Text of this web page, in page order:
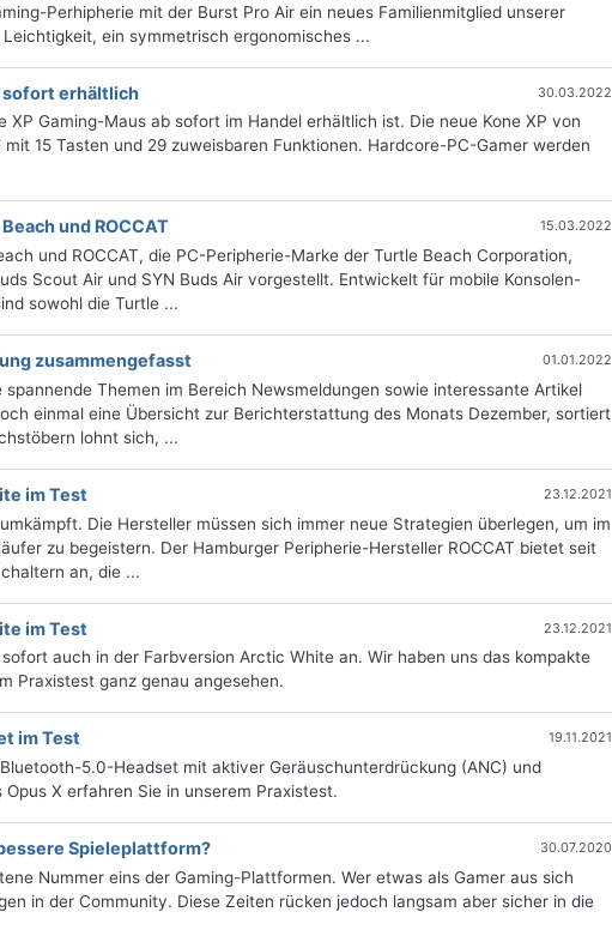
Perhipherie mit der Burst Pro Air ein neues Familienmitglied unserer
ein symmetrisch ergonomisches ...
sofort erhältlich 30.03.2022
XP Gaming-Maus ab sofort im Handel erhältlich ist. Die neue Kone XP von
15 Tasten und 29 zuweisbaren Funktionen. Hardcore-PC-Gamer werden
und ROCCAT 15.03.2022
und ROCCAT, die PC-Peripherie-Marke der Turtle Beach Corporation,
Scout Air und SYN Buds Air vorgestellt. Entwickelt für mobile Konsolen-
sowohl die Turtle ...
zusammengefasst 01.01.2022
Themen im Bereich Newsmeldungen sowie interessante Artikel
einmal eine Übersicht zur Berichterstattung des Monats Dezember, sortiert
lohnt sich, ...
im Test 23.12.2021
Die Hersteller müssen sich immer neue Strategien überlegen, um im
zu begeistern. Der Hamburger Peripherie-Hersteller ROCCAT bietet seit
an, die ...
im Test 23.12.2021
auch in der Farbversion Arctic White an. Wir haben uns das kompakte
Praxistest ganz genau angesehen.
im Test 19.11.2021
5.0-Headset mit aktiver Geräuschunterdrückung (ANC) und
X erfahren Sie in unserem Praxistest.
Spieleplattform? 30.07.2020
Nummer eins der Gaming-Plattformen. Wer etwas als Gamer aus sich
in der Community. Diese Zeiten rücken jedoch langsam aber sicher in die